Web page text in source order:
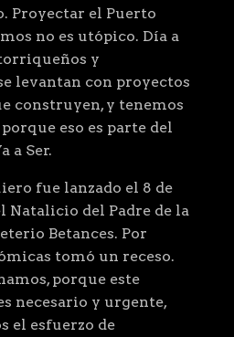
Proyectar el Puerto
no es utópico. Día a
y
levantan con proyectos
construyen, y tenemos
eso es parte del
a Ser.
fue lanzado el 8 de
Natalicio del Padre de la
Betances. Por
tomó un receso.
porque este
necesario y urgente,
el esfuerzo de